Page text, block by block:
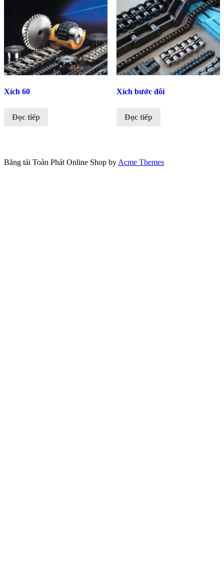
Xích 60
Đọc tiếp
Xích bước đôi
Đọc tiếp
Băng tải Toàn PhátOnline Shop byAcme Themes